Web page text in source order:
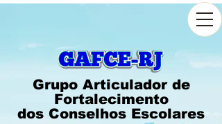
Grupo Articulador de
Fortalecimento
dos Conselhos Escolares